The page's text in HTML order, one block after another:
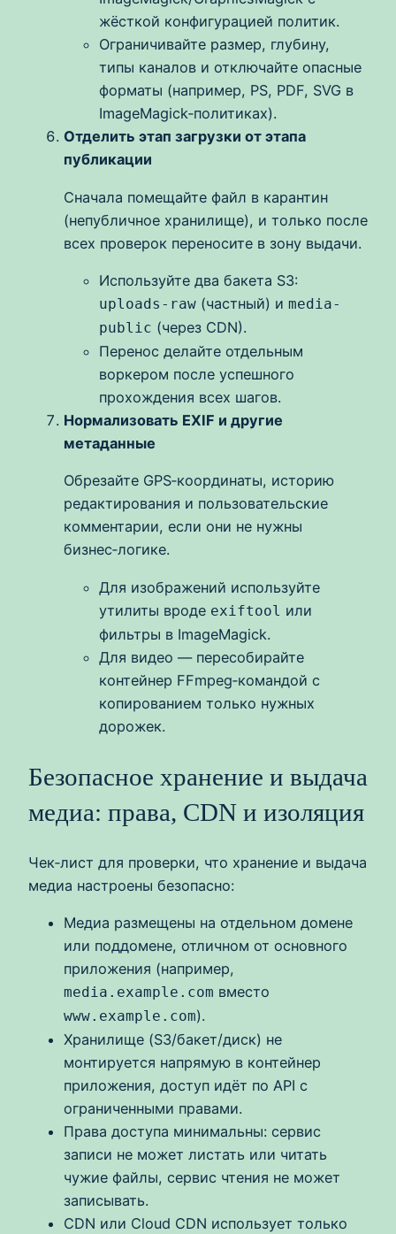
жёсткой конфигурацией политик.
Ограничивайте размер, глубину,
типы каналов и отключайте опасные
форматы (например, PS, PDF, SVG в
ImageMagick‑политиках).
Отделить этап загрузки от этапа
публикации
Сначала помещайте файл в карантин
(непубличное хранилище), и только после
всех проверок переносите в зону выдачи.
Используйте два бакета S3:
uploads-raw (частный) и media-
public (через CDN).
Перенос делайте отдельным
воркером после успешного
прохождения всех шагов.
Нормализовать EXIF и другие
метаданные
Обрезайте GPS‑координаты, историю
редактирования и пользовательские
комментарии, если они не нужны
бизнес‑логике.
Для изображений используйте
утилиты вроде exiftool или
фильтры в ImageMagick.
Для видео — пересобирайте
контейнер FFmpeg‑командой с
копированием только нужных
дорожек.
Безопасное хранение и выдача
медиа: права, CDN и изоляция
Чек‑лист для проверки, что хранение и выдача
медиа настроены безопасно:
Медиа размещены на отдельном домене
или поддомене, отличном от основного
приложения (например,
media.example.com вместо
www.example.com).
Хранилище (S3/бакет/диск) не
монтируется напрямую в контейнер
приложения, доступ идёт по API с
ограниченными правами.
Права доступа минимальны: сервис
записи не может листать или читать
чужие файлы, сервис чтения не может
записывать.
CDN или Cloud CDN использует только